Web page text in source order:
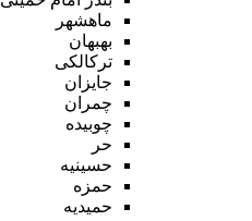
ماهشهر
بهبهان
ترکالکی
جایزان
چمران
چوبیده
حر
حسینیه
حمزه
حمیدیه